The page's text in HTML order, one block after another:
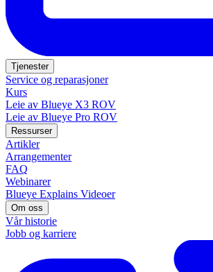
Tjenester
Service og reparasjoner
Kurs
Leie av Blueye X3 ROV
Leie av Blueye Pro ROV
Ressurser
Artikler
Arrangementer
FAQ
Webinarer
Blueye Explains Videoer
Om oss
Vår historie
Jobb og karriere